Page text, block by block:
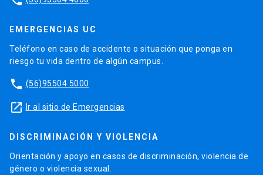
EMERGENCIAS UC
Teléfono en caso de accidente o situación que ponga en
riesgo tu vida dentro de algún campus.
phone (56)95504 5000
launch Ir al sitio de Emergencias
DISCRIMINACIÓN Y VIOLENCIA
Orientación y apoyo en casos de discriminación, violencia de
género o violencia sexual.